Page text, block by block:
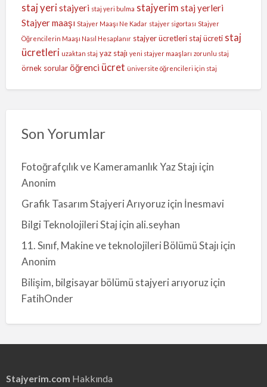
staj yeri stajyeri staj yeri bulma stajyerim staj yerleri
Stajyer maaşı Stajyer Maaşı Ne Kadar stajyer sigortası Stajyer
Öğrencilerin Maaşı Nasıl Hesaplanır stajyer ücretleri staj ücreti staj
ücretleri uzaktan staj yaz stajı yeni stajyer maaşları zorunlu staj
örnek sorular öğrenci ücret üniversite öğrencileri için staj
Son Yorumlar
Fotoğrafçılık ve Kameramanlık Yaz Stajı için
Anonim
Grafik Tasarım Stajyeri Arıyoruziçin İnesmavi
Bilgi Teknolojileri Staj için ali.seyhan
11. Sınıf, Makine ve teknolojileri Bölümü Stajı için
Anonim
Bilişim, bilgisayar bölümü stajyeri arıyoruziçin
FatihOnder
Stajyerim.com Hakkında